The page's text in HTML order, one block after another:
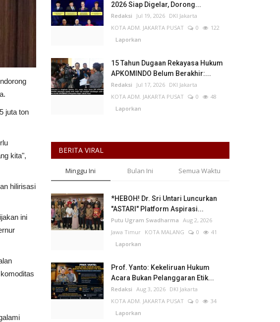
juta ton
kita",
hilirisasi
ini
2026 Siap Digelar, Dorong...
Redaksi Jul 19, 2026 DKI Jakarta
KOTA ADM. JAKARTA PUSAT
0
122
Laporkan
15 Tahun Dugaan Rekayasa Hukum
APKOMINDO Belum Berakhir:...
Redaksi Jul 17, 2026 DKI Jakarta
KOTA ADM. JAKARTA PUSAT
0
48
Laporkan
BERITA VIRAL
Minggu Ini Bulan Ini Semua Waktu
*HEBOH! Dr. Sri Untari Luncurkan
"ASTARI" Platform Aspirasi...
Putu Ugram Swadharma Aug 2, 2026
Jawa Timur KOTA MALANG 0
41
Laporkan
Prof. Yanto: Kekeliruan Hukum
Acara Bukan Pelanggaran Etik...
Redaksi Aug 3, 2026 DKI Jakarta
KOTA ADM. JAKARTA PUSAT
0
34
Laporkan